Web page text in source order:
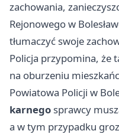
zachowania,
Rejonowego w
tłumaczyć swoje
Policja przypomina, że
na oburzeniu
Powiatowa Policji w
karnego sprawcy
a w tym przypadku